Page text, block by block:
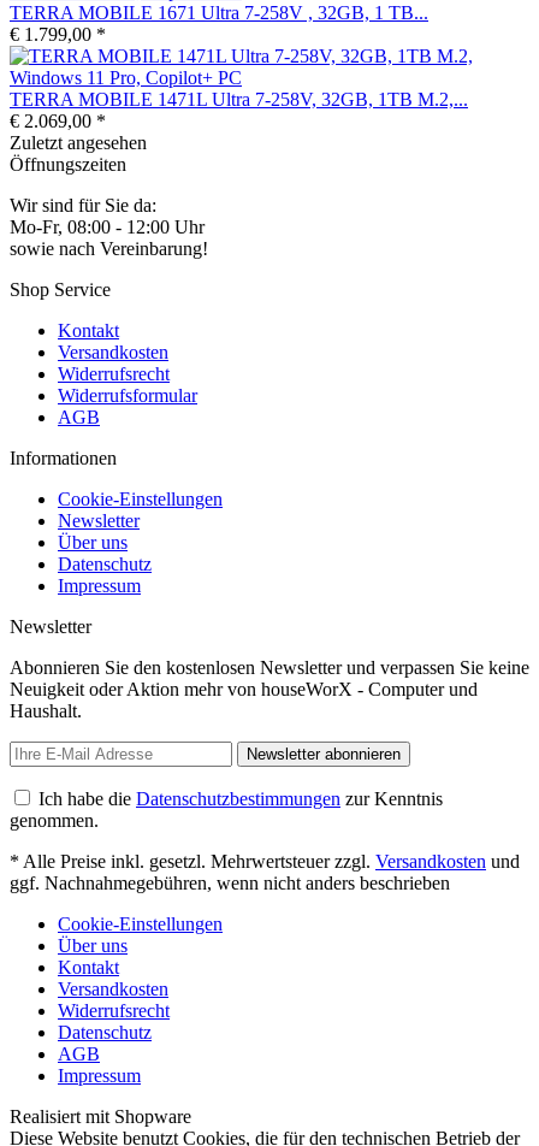
TERRA MOBILE 1671 Ultra 7-258V , 32GB, 1 TB...
€ 1.799,00 *
TERRA MOBILE 1471L Ultra 7-258V, 32GB, 1TB M.2,...
€ 2.069,00 *
Zuletzt angesehen
Öffnungszeiten
Wir sind für Sie da:
Mo-Fr, 08:00 - 12:00 Uhr
sowie nach Vereinbarung!
Shop Service
Kontakt
Versandkosten
Widerrufsrecht
Widerrufsformular
AGB
Informationen
Cookie-Einstellungen
Newsletter
Über uns
Datenschutz
Impressum
Newsletter
Abonnieren Sie den kostenlosen Newsletter und verpassen Sie keine
Neuigkeit oder Aktion mehr von houseWorX - Computer und
Haushalt.
Newsletter abonnieren
Ich habe die Datenschutzbestimmungen zur Kenntnis
genommen.
* Alle Preise inkl. gesetzl. Mehrwertsteuer zzgl. Versandkosten und
ggf. Nachnahmegebühren, wenn nicht anders beschrieben
Cookie-Einstellungen
Über uns
Kontakt
Versandkosten
Widerrufsrecht
Datenschutz
AGB
Impressum
Realisiert mit Shopware
Diese Website benutzt Cookies, die für den technischen Betrieb der